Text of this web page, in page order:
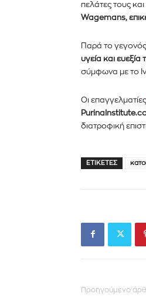
πελάτες τους
Wagemans,
Παρά το γεγονός
υγεία και
σύμφωνα με το
Οι επαγγελματίες
διατροφική
ΕΤΙΚΈΤΕΣ
Προηγούμενο